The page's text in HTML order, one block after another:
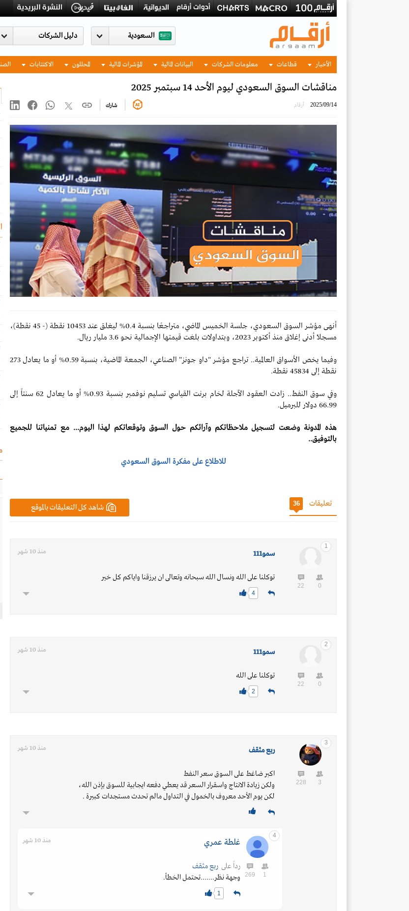
السعودية
الأخبار قطاعات معلومات الشركات البيانات المالية المؤشرات المالية المحللون الاكتتابات
مناقشات السوق السعودي ليوم الأحد 14 سبتمبر 2025
2025/09/14 أرقام شارك
أنهى مؤشر السوق السعودي، جلسة الخميس الماضي، متراجعًا بنسبة 0.4% ليغلق عند 10453 نقطة (- 45 نقطة)،
مسجلًا أدنى إغلاق منذ أكتوبر 2023، وبتداولات بلغت قيمتها الإجمالية نحو 3.6 مليار ريال.
وفيما يخص الأسواق العالمية.. تراجع مؤشر "داو جونز" الصناعي، الجمعة الماضية، بنسبة 0.59% أو ما يعادل 273
نقطة إلى 45834 نقطة.
وفي سوق النفط.. زادت العقود الآجلة لخام برنت القياسي تسليم نوفمبر بنسبة 0.93% أو ما يعادل 62 سنتاً إلى
66.99 دولار للبرميل.
هذه المدونة وضعت لتسجيل ملاحظاتكم وآرائكم حول السوق وتوقعاتكم لهذا اليوم... مع تمنياتنا للجميع
بالتوفيق..
للاطلاع على مفكرة السوق السعودي
شاهد كل التعليقات بالموقع تعليقات 36
1
0
22
سمو111 منذ 10 شهر
توكلنا على الله ونسال الله سبحانه وتعالى ان يرزقنا واياكم كل خير
4
2
0
22
سمو111 منذ 10 شهر
توكلنا على الله
2
3
3
228
ربع مثقف منذ 10 شهر
اكبر ضاغط على السوق سعر النفط
ولكن زيادة الانتاج واسقرار السعر قد يعطي دفعه ايجابية للسوق بإذن الله،
لكن يوم الأحد معروف بالخمول في التداول مالم تحدث مستجدات كبيرة .
4
1
269
غلطة عمري منذ 10 شهر
رداً علىربع مثقف
وجهة نظر.......تحتمل الخطأ.
1